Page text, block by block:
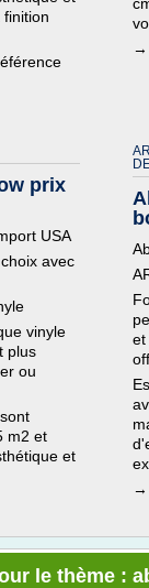
→
prix
USA
avec
vinyle
plus
ou
m2 et
et
et
→
le thème :